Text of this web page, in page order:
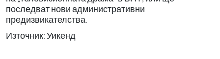
последват нови административни
предизвикателства.
Източник: Уикенд